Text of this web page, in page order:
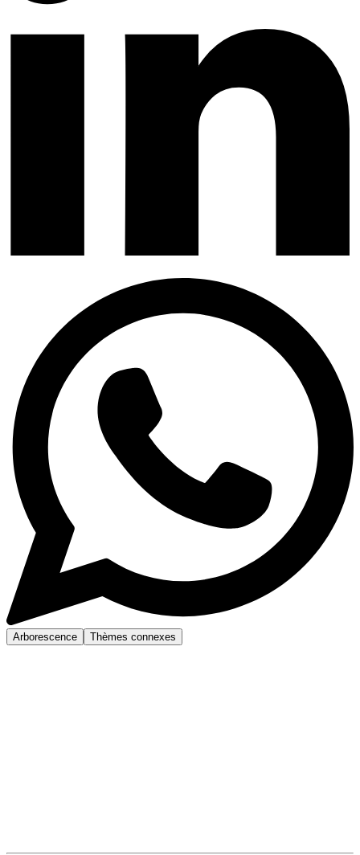
Arborescence Thèmes connexes